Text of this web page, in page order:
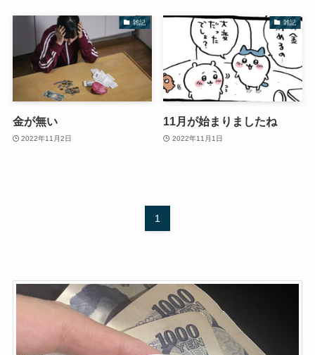
雑記
金が無い
2022年11月2日
雑記
11月が始まりましたね
2022年11月1日
1